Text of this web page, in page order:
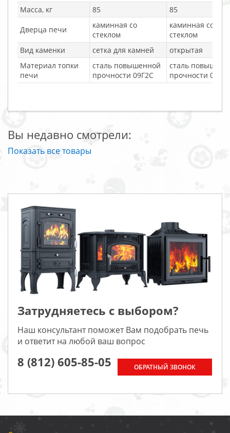
Масса, кг 85 85
Дверца печи
каминная со
стеклом
каминная со
стеклом
Вид каменки
сетка для камней
открытая
Материал топки
печи
сталь повышенной
прочности 09Г2С
сталь
прочности 09Г2С
Вы недавно смотрели:
Показать все товары
Затрудняетесь с выбором?
Наш консультант поможет Вам подобрать печь
и ответит на любой ваш вопрос
8 (812) 605-85-05 ОБРАТНЫЙ ЗВОНОК